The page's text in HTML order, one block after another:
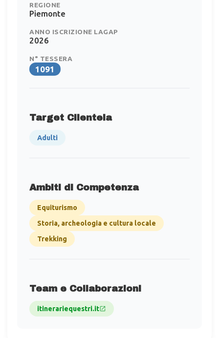
REGIONE
Piemonte
ANNO ISCRIZIONE LAGAP
2026
N° TESSERA
1091
Target Clientela
Adulti
Ambiti di Competenza
Equiturismo
Storia, archeologia e cultura locale
Trekking
Team e Collaborazioni
itinerariequestri.it